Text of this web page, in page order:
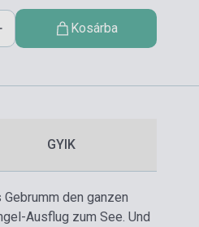
Kosárba
GYIK
den ganzen
Ausflug zum See. Und